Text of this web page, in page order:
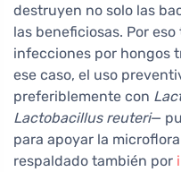
destruyen no solo las
las beneficiosas. Por
infecciones por hongos
ese caso, el uso
preferiblemente con
Lactobacillus reuteri—
para apoyar la
respaldado también por